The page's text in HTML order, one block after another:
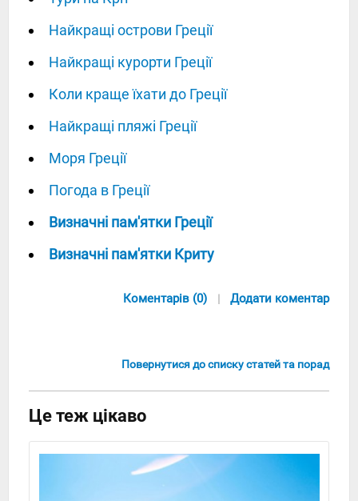
Найкращі острови Греції
Найкращі курорти Греції
Коли краще їхати до Греції
Найкращі пляжі Греції
Моря Греції
Погода в Греції
Визначні пам'ятки Греції
Визначні пам'ятки Криту
Коментарів (0) Додати коментар
Повернутися до списку статей та порад
Це теж цікаво